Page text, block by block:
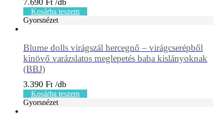
7.690 Ft
Kosárba teszem
Gyorsnézet
Blume dolls virágszál hercegnő – virágcserépből
kinövő varázslatos meglepetés baba kislányoknak
(BBJ)
3.390 Ft
Kosárba teszem
Gyorsnézet